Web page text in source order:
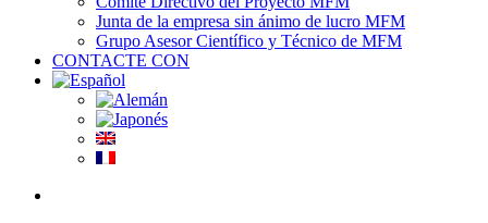
Junta de la empresa sin ánimo de lucro MFM
Grupo Asesor Científico y Técnico de MFM
CONTACTE CON